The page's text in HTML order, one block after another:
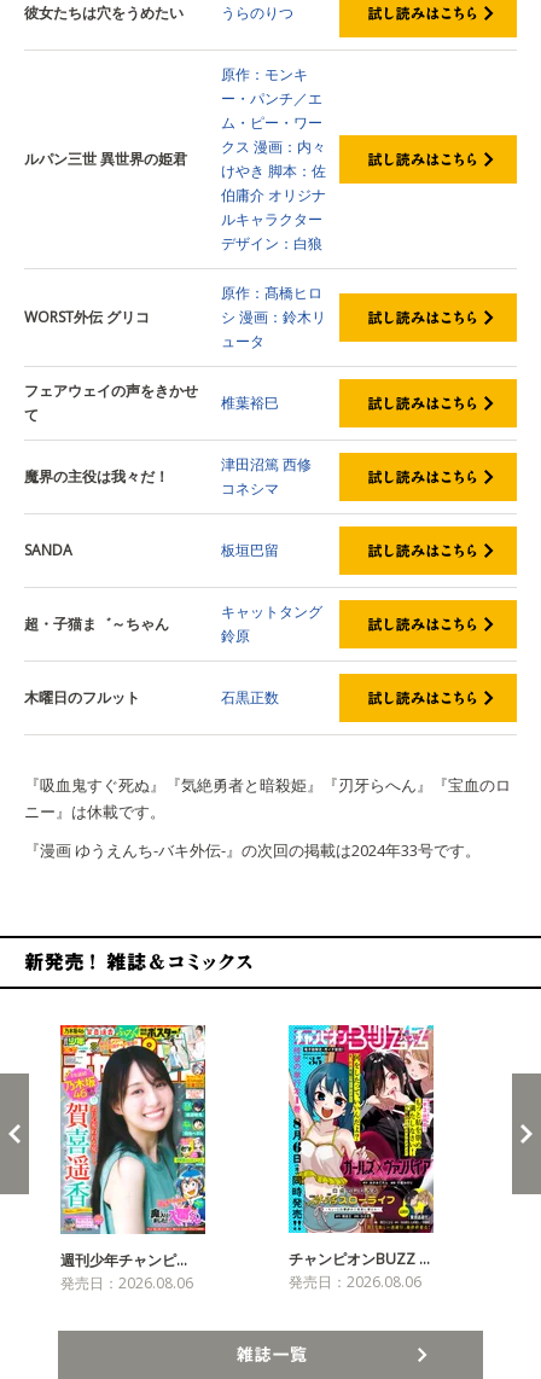
彼女たちは穴をうめたい うらのりつ
ルパン三世 異世界の姫君
原作：モンキ
ー・パンチ／エ
ム・ピー・ワー
クス 漫画：内々
けやき 脚本：佐
伯庸介 オリジナ
ルキャラクター
デザイン：白狼
WORST外伝 グリコ
原作：髙橋ヒロ
シ 漫画：鈴木リ
ュータ
フェアウェイの声をきかせ
て
椎葉裕巳
魔界の主役は我々だ！
津田沼篤西修
コネシマ
SANDA 板垣巴留
超・子猫ま゛～ちゃん
キャットタング
鈴原
木曜日のフルット 石黒正数
『吸血鬼すぐ死ぬ』『気絶勇者と暗殺姫』『刃牙らへん』『宝血のロ
ニー』は休載です。
『漫画 ゆうえんち-バキ外伝-』の次回の掲載は2024年33号です。
週刊少年チャンピ…
発売日：2026.08.06
チャンピオンBUZZ …
発売日：2026.08.06